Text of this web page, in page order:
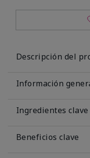
Descripción del
Información
Ingredientes clave
Beneficios clave